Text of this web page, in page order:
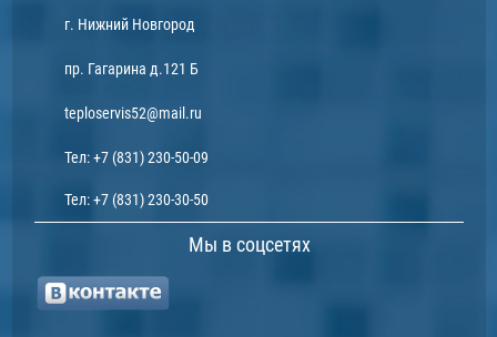
г. Нижний Новгород
пр. Гагарина д.121 Б
teploservis52@mail.ru
Тел:+7 (831) 230-50-09
Тел:+7 (831) 230-30-50
Мы в соцсетях